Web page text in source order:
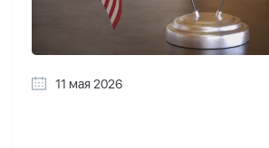
11 мая 2026